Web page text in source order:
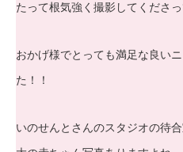
たって根気強く撮影してくださ
おかげ様でとっても満足な良い
た！！
いのせんとさんのスタジオの待